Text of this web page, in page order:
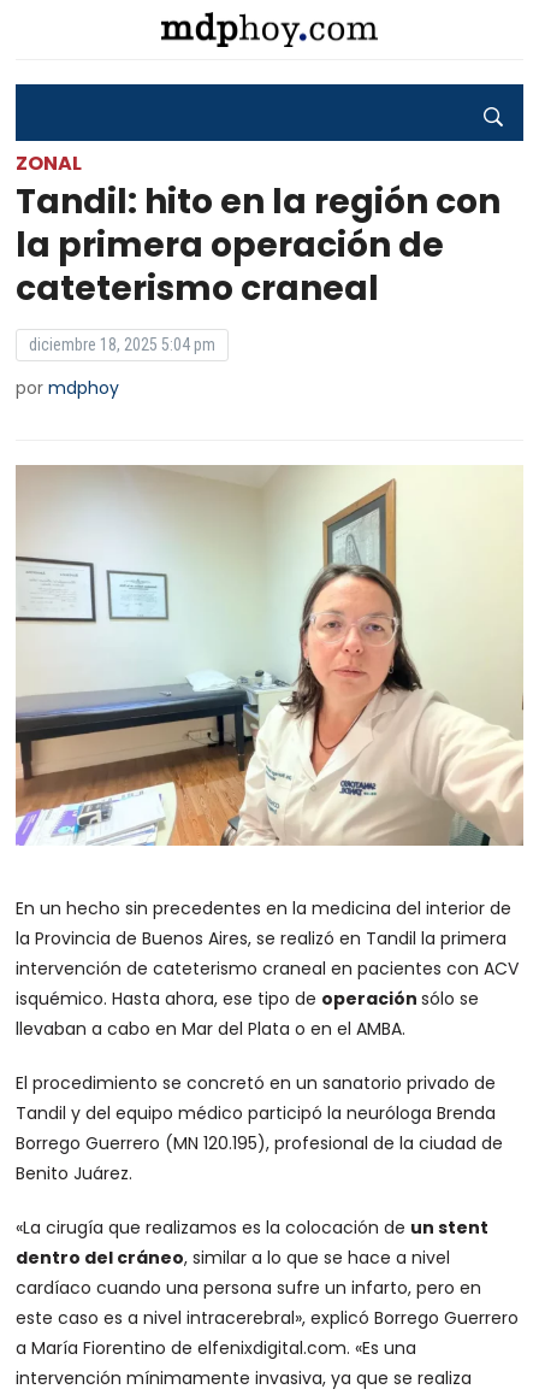
ZONAL
Tandil: hito en la región con
la primera operación de
cateterismo craneal
diciembre 18, 2025 5:04 pm
pormdphoy
En un hecho sin precedentes en la medicina del interior de
la Provincia de Buenos Aires, se realizó en Tandil la primera
intervención de cateterismo craneal en pacientes con ACV
isquémico. Hasta ahora, ese tipo de operaciónsólo se
llevaban a cabo en Mar del Plata o en el AMBA.
El procedimiento se concretó en un sanatorio privado de
Tandil y del equipo médico participó la neuróloga Brenda
Borrego Guerrero (MN 120.195), profesional de la ciudad de
Benito Juárez.
«La cirugía que realizamos es la colocación de un stent
dentro del cráneo, similar a lo que se hace a nivel
cardíaco cuando una persona sufre un infarto, pero en
este caso es a nivel intracerebral», explicó Borrego Guerrero
a María Fiorentino de elfenixdigital.com. «Es una
intervención mínimamente invasiva, ya que se realiza